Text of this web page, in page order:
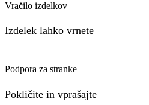
Vračilo izdelkov
Izdelek lahko vrnete
Podpora za stranke
Pokličite in vprašajte